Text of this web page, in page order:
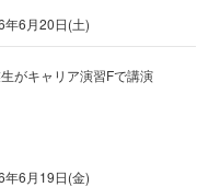
年6月20日(土)
がキャリア演習Fで講演
年6月19日(金)